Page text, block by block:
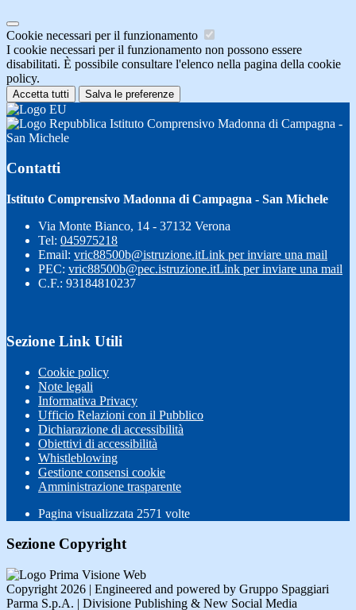
Cookie necessari per il funzionamento
I cookie necessari per il funzionamento non possono essere
disabilitati. È possibile consultare l'elenco nella pagina della cookie
policy.
Accetta tutti Salva le preferenze
Istituto Comprensivo Madonna di Campagna -
San Michele
Contatti
Istituto Comprensivo Madonna di Campagna - San Michele
Via Monte Bianco, 14 - 37132 Verona
Tel: 045975218
Email: vric88500b@istruzione.itLink per inviare una mail
PEC: vric88500b@pec.istruzione.itLink per inviare una mail
C.F.: 93184810237
Sezione Link Utili
Cookie policy
Note legali
Informativa Privacy
Ufficio Relazioni con il Pubblico
Dichiarazione di accessibilità
Obiettivi di accessibilità
Whistleblowing
Gestione consensi cookie
Amministrazione trasparente
Pagina visualizzata 2571 volte
Sezione Copyright
Copyright 2026 | Engineered and powered by Gruppo Spaggiari
Parma S.p.A. | Divisione Publishing & New Social Media